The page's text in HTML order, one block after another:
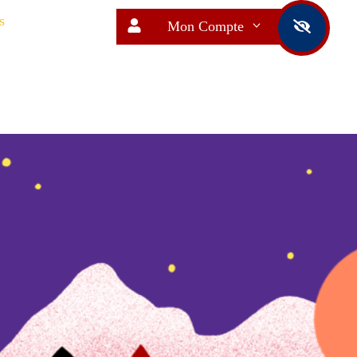
Mon Compte